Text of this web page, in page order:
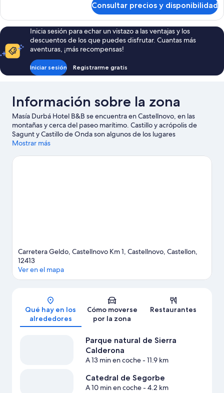
de
matrimonio
grande,
bañera
de
hidromasaje
Junior
Suite)
estudio
superior,
1
cama
de
matrimonio
grande,
hidromasaje
(Superior
Junior
Suite)
Consultar precios y disponibilidad
Inicia sesión para echar un vistazo a las ventajas y los
descuentos de los que puedes disfrutar. Cuantas más
aventuras, ¡más recompensas!
Iniciar sesión Registrarme gratis
Información sobre la zona
Masía Durbá Hotel B&B se encuentra en Castellnovo, en las
montañas y cerca del paseo marítimo. Castillo y acrópolis de
Sagunt y Castillo de Onda son algunos de los lugares
emblemáticos de la región, cuya belleza natural puedes admirar
Tendrás oportunidad de disfrutar del agua realizando un sinfín
Mostrar más
Carretera Geldo, Castellnovo Km 1, Castellnovo, Castellon,
12413
Ver en el mapa
Qué hay en los
alrededores
Cómo moverse
por la zona
Restaurantes
Parque natural de Sierra
Calderona
A 13 min en coche- 11.9 km
Catedral de Segorbe
A 10 min en coche- 4.2 km